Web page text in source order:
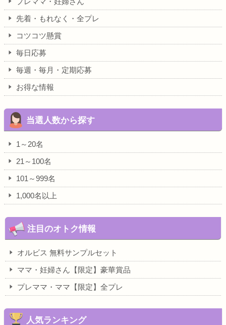
先着・もれなく・全プレ
コツコツ懸賞
毎日応募
毎週・毎月・定期応募
お得な情報
当選人数から探す
1～20名
21～100名
101～999名
1,000名以上
注目のオトク情報
オルビス 無料サンプルセット
ママ・妊婦さん【限定】豪華賞品
プレママ・ママ【限定】全プレ
人気ランキング